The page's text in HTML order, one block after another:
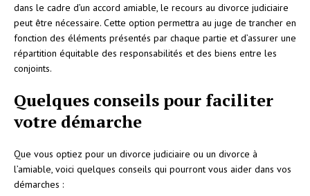
dans le cadre d’un accord amiable, le recours au divorce judiciaire
peut être nécessaire. Cette option permettra au juge de trancher en
fonction des éléments présentés par chaque partie et d’assurer une
répartition équitable des responsabilités et des biens entre les
conjoints.
Quelques conseils pour faciliter
votre démarche
Que vous optiez pour un divorce judiciaire ou un divorce à
l’amiable, voici quelques conseils qui pourront vous aider dans vos
démarches :